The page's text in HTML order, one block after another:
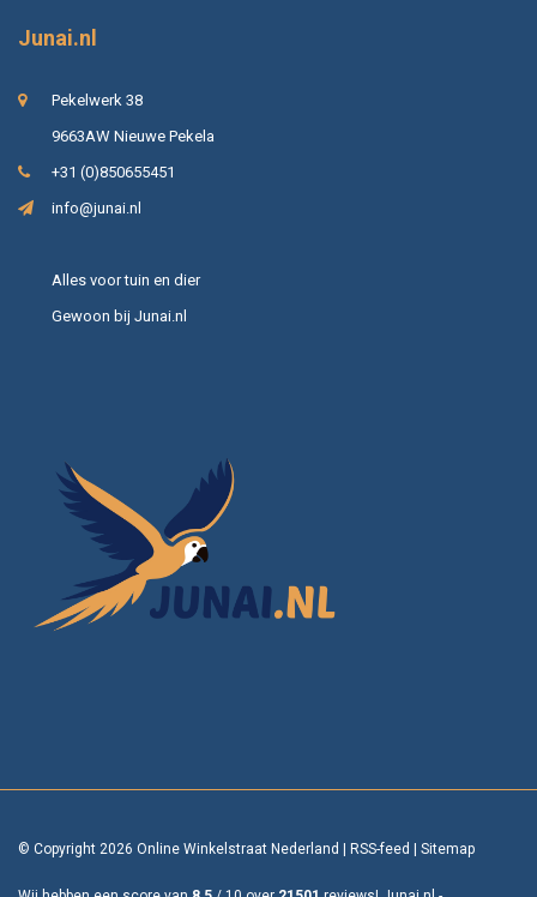
Junai.nl
Pekelwerk 38
9663AW Nieuwe Pekela
+31 (0)850655451
info@junai.nl
Alles voor tuin en dier
Gewoon bij Junai.nl
© Copyright 2026 Online Winkelstraat Nederland RSS-feed Sitemap